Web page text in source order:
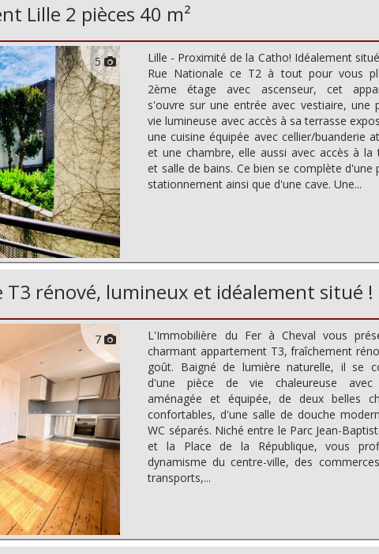
Lille 2 pièces 40 m²
5
Lille - Proximité de la Catho! Idéalement
Rue Nationale ce T2 à tout pour vous
2ème étage avec ascenseur, cet
s'ouvre sur une entrée avec vestiaire, une
vie lumineuse avec accès à sa terrasse
une cuisine équipée avec cellier/buanderie
et une chambre, elle aussi avec accès à la
et salle de bains. Ce bien se complète d'une
stationnement ainsi que d'une cave. Une...
T3 rénové, lumineux et idéalement situé !
7
L'Immobilière du Fer à Cheval vous
charmant appartement T3, fraîchement
goût. Baigné de lumière naturelle, il se
d'une pièce de vie chaleureuse avec
aménagée et équipée, de deux belles
confortables, d'une salle de douche
WC séparés. Niché entre le Parc Jean-
et la Place de la République, vous
dynamisme du centre-ville, des
transports,...